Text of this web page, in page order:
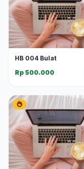
HB 004 Bulat
Rp 500.000